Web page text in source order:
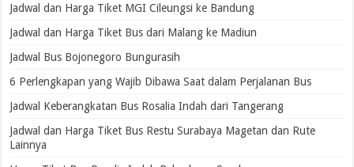
Jadwal dan Harga Tiket MGI Cileungsi ke Bandung
Jadwal dan Harga Tiket Bus dari Malang ke Madiun
Jadwal Bus Bojonegoro Bungurasih
6 Perlengkapan yang Wajib Dibawa Saat dalam Perjalanan Bus
Jadwal Keberangkatan Bus Rosalia Indah dari Tangerang
Jadwal dan Harga Tiket Bus Restu Surabaya Magetan dan Rute
Lainnya